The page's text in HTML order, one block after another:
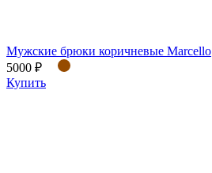
Мужские брюки коричневые Marcello
5000 ₽
Купить